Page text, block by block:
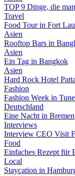
TOP 9 Dinge, die
Travel
Food Tour in Fort
Asien
Rooftop Bars in
Asien
Ein Tag in Bangkok
Asien
Hard Rock Hotel
Fashion
Fashion Week in
Deutschland
Eine Nacht in Bremen
Interviews
Interview CEO Visit
Food
Einfaches Rezept für
Local
Staycation in